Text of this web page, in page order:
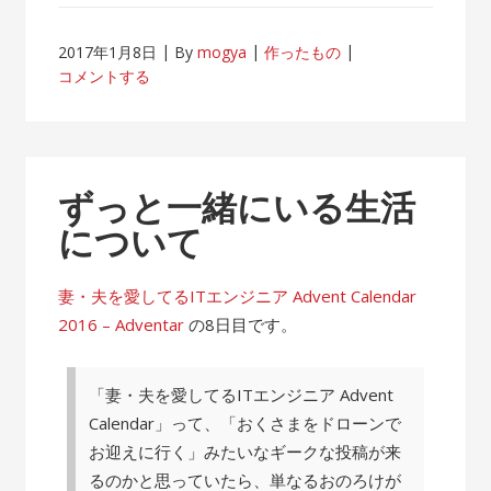
2017年1月8日 Bymogya
作ったもの
コメントする
ずっと一緒にいる生活
について
妻・夫を愛してるITエンジニア Advent Calendar
2016 – Adventar の8日目です。
「妻・夫を愛してるITエンジニア Advent
Calendar」って、「おくさまをドローンで
お迎えに行く」みたいなギークな投稿が来
るのかと思っていたら、単なるおのろけが